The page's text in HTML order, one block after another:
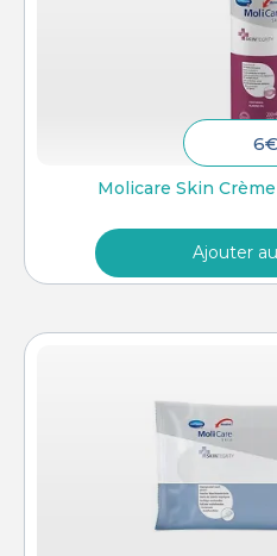
Molicare Skin
6€
Ajouter